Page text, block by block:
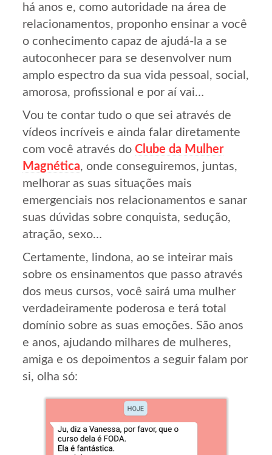
há anos e, como autoridade na área de
relacionamentos, proponho ensinar a você
o conhecimento capaz de ajudá-la a se
autoconhecer para se desenvolver num
amplo espectro da sua vida pessoal, social,
amorosa, profissional e por aí vai…
Vou te contar tudo o que sei através de
vídeos incríveis e ainda falar diretamente
com você através doClube da Mulher
Magnética, onde conseguiremos, juntas,
melhorar as suas situações mais
emergenciais nos relacionamentos e sanar
suas dúvidas sobre conquista, sedução,
atração, sexo…
Certamente, lindona, ao se inteirar mais
sobre os ensinamentos que passo através
dos meus cursos, você sairá uma mulher
verdadeiramente poderosa e terá total
domínio sobre as suas emoções. São anos
e anos, ajudando milhares de mulheres,
amiga e os depoimentos a seguir falam por
si, olha só: